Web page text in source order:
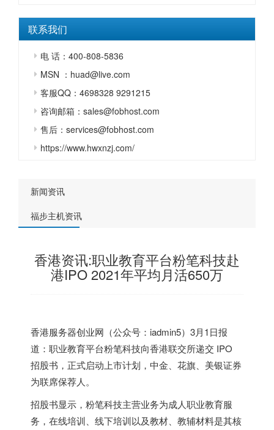
联系我们
电 话：400-808-5836
MSN ：huad@live.com
客服QQ：4698328 9291215
咨询邮箱：sales@fobhost.com
售后：services@fobhost.com
https://www.hwxnzj.com/
新闻资讯
福步主机资讯
香港资讯:职业教育平台粉笔科技赴
港IPO 2021年平均月活650万
香港服务器创业网（公众号：iadmin5）3月1日报
道：职业教育平台粉笔科技向香港联交所递交 IPO
招股书，正式启动上市计划，中金、花旗、美银证券
为联席保荐人。
招股书显示，粉笔科技主营业务为成人职业教育服
务，在线培训、线下培训以及教材、教辅材料是其核